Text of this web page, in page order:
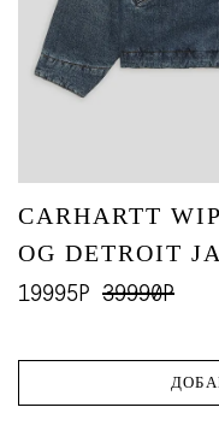
CARHARTT WIP
OG DETROIT
19995Р 39990Р